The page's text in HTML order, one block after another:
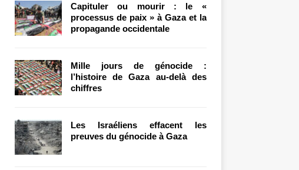
Capituler ou mourir : le «
processus de paix » à Gaza et la
propagande occidentale
Mille jours de génocide :
l’histoire de Gaza au-delà des
chiffres
Les Israéliens effacent les
preuves du génocide à Gaza